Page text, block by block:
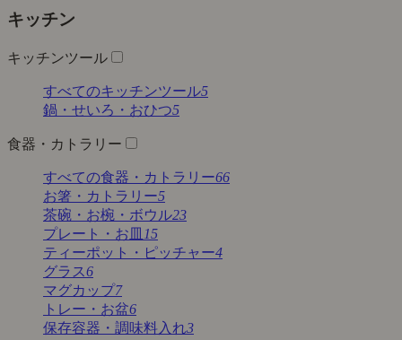
キッチン
キッチンツール
すべてのキッチンツール5
鍋・せいろ・おひつ5
食器・カトラリー
すべての食器・カトラリー66
お箸・カトラリー5
茶碗・お椀・ボウル23
プレート・お皿 15
ティーポット・ピッチャー4
グラス6
マグカップ7
トレー・お盆6
保存容器・調味料入れ3